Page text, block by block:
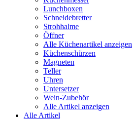
Lunchboxen
Schneidebretter
Strohhalme
Öffner
Alle Küchenartikel anzeigen
Küchenschürzen
Magneten
Teller
Uhren
Untersetzer
Wein-Zubehör
Alle Artikel anzeigen
Alle Artikel